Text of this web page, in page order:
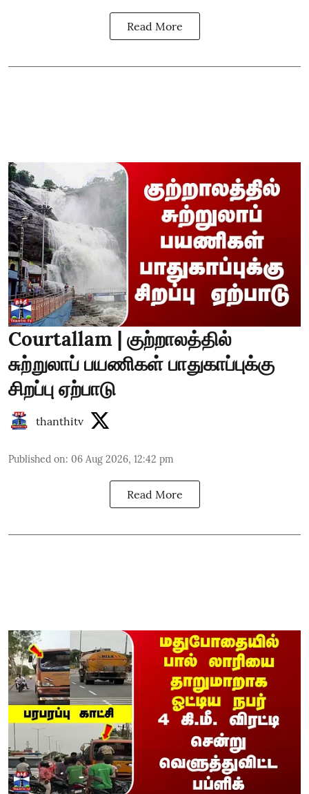
Read More
Courtallam | குற்றாலத்தில்
சுற்றுலாப் பயணிகள் பாதுகாப்புக்கு
சிறப்பு ஏற்பாடு
thanthitv
Published on: 06 Aug 2026, 12:42 pm
Read More